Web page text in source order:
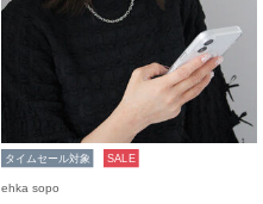
タイムセール対象 SALE
ehka sopo